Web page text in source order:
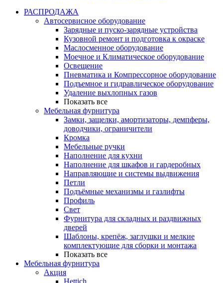
РАСПРОДАЖА
Автосервисное оборудование
Зарядные и пуско-зарядные устройства
Кузовной ремонт и подготовка к окраске
Маслосменное оборудование
Моечное и Климатическое оборудование
Освещение
Пневматика и Компрессорное оборудование
Подъемное и гидравлическое оборудование
Удаление выхлопных газов
Показать все
Мебельная фурнитура
Замки, защелки, амортизаторы, демпферы,
доводчики, ограничители
Кромка
Мебельные ручки
Наполнение для кухни
Наполнение для шкафов и гардеробных
Направляющие и системы выдвижения
Петли
Подъёмные механизмы и газлифты
Профиль
Свет
Фурнитура для складных и раздвижных
дверей
Шаблоны, крепёж, заглушки и мелкие
комплектующие для сборки и монтажа
Показать все
Мебельная фурнитура
Акция